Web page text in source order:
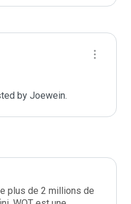
by Joewein.
plus de 2 millions de